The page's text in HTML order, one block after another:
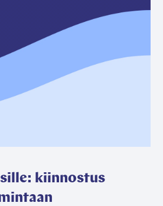
kiinnostus